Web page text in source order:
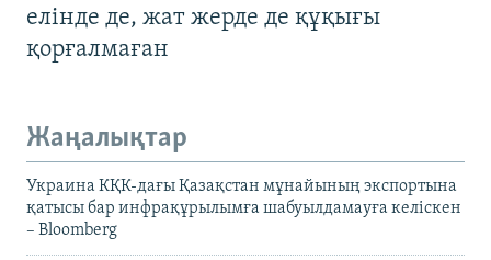
елінде де, жат жерде де құқығы
қорғалмаған
Жаңалықтар
Украина КҚК-дағы Қазақстан мұнайының экспортына
қатысы бар инфрақұрылымға шабуылдамауға келіскен
– Bloomberg